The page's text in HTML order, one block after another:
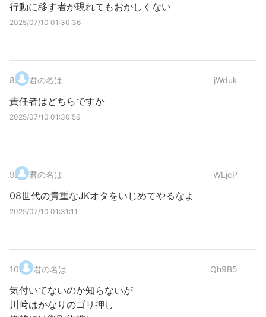
行動に移す者が現れてもおかしくない
2025/07/10 01:30:36
8. 君の名は jWduk
責任者はどちらですか
2025/07/10 01:30:56
9. 君の名は WLjcP
08世代の貴重なJKオタをいじめてやるなよ
2025/07/10 01:31:11
10. 君の名は Qh9B5
気付いてないのか知らないが
川﨑はかなりのゴリ押し